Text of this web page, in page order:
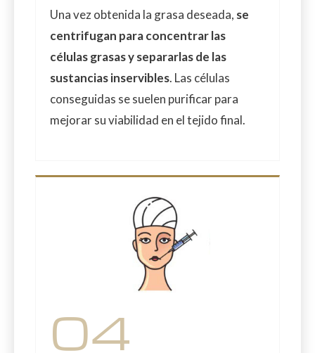
Una vez obtenida la grasa deseada, se
centrifugan para concentrar las
células grasas y separarlas de las
sustancias inservibles. Las células
conseguidas se suelen purificar para
mejorar su viabilidad en el tejido final.
04